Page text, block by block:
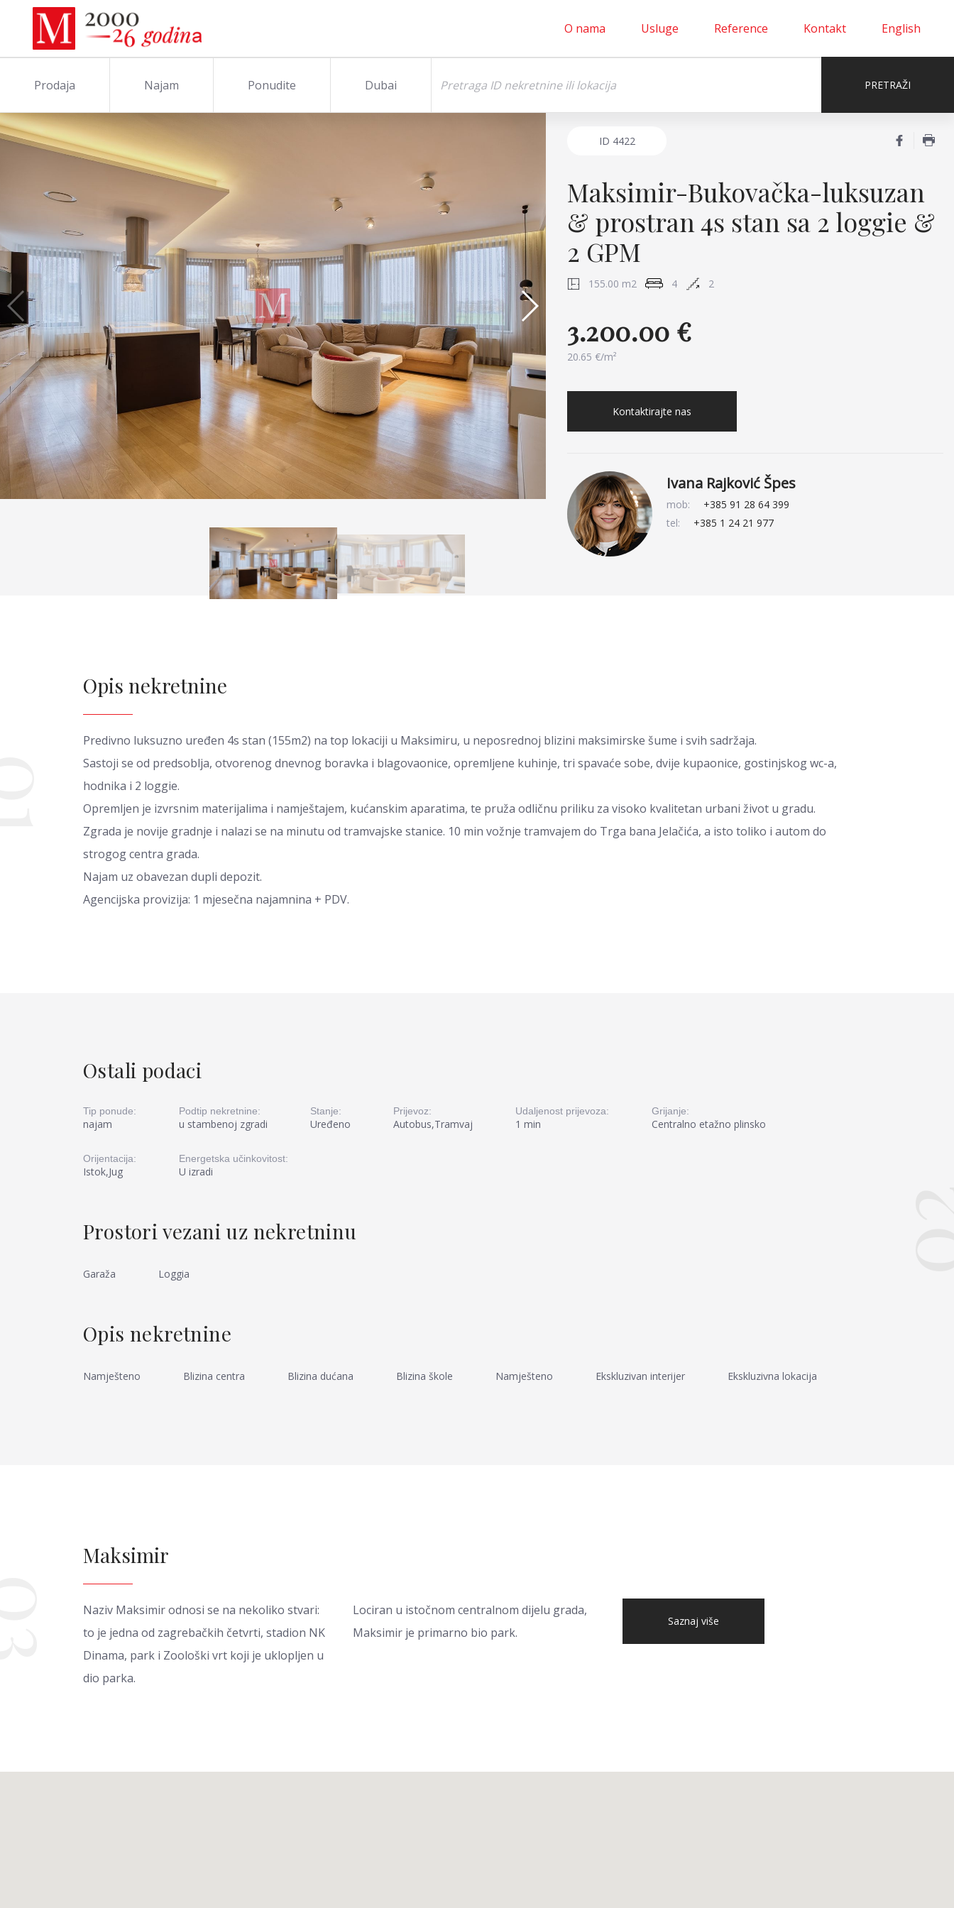
O nama Usluge Reference Kontakt English
Prodaja Najam Ponudite Dubai
ID 4422
Maksimir-Bukovačka-luksuzan
& prostran 4s stan sa 2 loggie &
2 GPM
155.00 m2 4 2
3.200.00 €
20.65 €/m²
Kontaktirajte nas
Ivana Rajković Špes
mob:
+385 91 28 64 399
tel:
+385 1 24 21 977
Opis nekretnine
Predivno luksuzno uređen 4s stan (155m2) na top lokaciji u Maksimiru, u neposrednoj blizini maksimirske šume i svih sadržaja.
Sastoji se od predsoblja, otvorenog dnevnog boravka i blagovaonice, opremljene kuhinje, tri spavaće sobe, dvije kupaonice, gostinjskog wc-a,
hodnika i 2 loggie.
Opremljen je izvrsnim materijalima i namještajem, kućanskim aparatima, te pruža odličnu priliku za visoko kvalitetan urbani život u gradu.
Zgrada je novije gradnje i nalazi se na minutu od tramvajske stanice. 10 min vožnje tramvajem do Trga bana Jelačića, a isto toliko i autom do
strogog centra grada.
Najam uz obavezan dupli depozit.
Agencijska provizija: 1 mjesečna najamnina + PDV.
Ostali podaci
Tip ponude:
najam
Podtip nekretnine:
u stambenoj zgradi
Stanje:
Uređeno
Prijevoz:
Autobus,Tramvaj
Udaljenost prijevoza:
1 min
Grijanje:
Centralno etažno plinsko
Orijentacija:
Istok,Jug
Energetska učinkovitost:
U izradi
Prostori vezani uz nekretninu
Garaža Loggia
Opis nekretnine
Namješteno Blizina centra Blizina dućana Blizina škole Namješteno Ekskluzivan interijer Ekskluzivna lokacija
Maksimir
Naziv Maksimir odnosi se na nekoliko stvari:
to je jedna od zagrebačkih četvrti, stadion NK
Dinama, park i Zoološki vrt koji je uklopljen u
dio parka.
Lociran u istočnom centralnom dijelu grada,
Maksimir je primarno bio park.
Saznaj više